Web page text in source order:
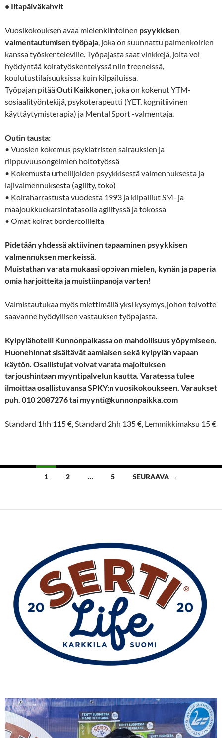
• Iltapäiväkahvit
Vuosikokouksen avaa mielenkiintoinen psyykkisen
valmentautumisen työpaja, joka on suunnattu paimenkoirien
kanssa työskenteleville. Työpajasta saat vinkkejä, joita voi
hyödyntää koiratyöskentelyssä niin treeneissä,
koulutustilaisuuksissa kuin kilpailuissa.
Työpajan pitääOuti Kaikkonen, joka on kokenut YTM-
sosiaalityöntekijä, psykoterapeutti (YET, kognitiivinen
käyttäytymisterapia) ja Mental Sport -valmentaja.
Outin tausta:
• Vuosien kokemus psykiatristen sairauksien ja
riippuvuusongelmien hoitotyössä
• Kokemusta urheilijoiden psyykkisestä valmennuksesta ja
lajivalmennuksesta (agility, toko)
• Koiraharrastusta vuodesta 1993 ja kilpaillut SM- ja
maajoukkuekarsintatasolla agilityssä ja tokossa
• Omat koirat bordercollieita
Pidetään yhdessä aktiivinen tapaaminen psyykkisen
valmennuksen merkeissä.
Muistathan varata mukaasi oppivan mielen, kynän ja paperia
omia harjoitteita ja muistiinpanoja varten!
Valmistautukaa myös miettimällä yksi kysymys, johon toivotte
saavanne hyödyllisen vastauksen työpajasta.
Kylpylähotelli Kunnonpaikassa on mahdollisuus yöpymiseen.
Huonehinnat sisältävät aamiaisen sekä kylpylän vapaan
käytön. Osallistujat voivat varata majoituksen
tarjoushintaan myyntipalvelun kautta. Varatessa tulee
ilmoittaa osallistuvansa SPKY:n vuosikokoukseen. Varaukset
puh. 010 2087276 tai myynti@kunnonpaikka.com
Standard 1hh 115 €, Standard 2hh 135 €, Lemmikkimaksu 15 €
Artikkelien
1 2 … 5 SEURAAVA →